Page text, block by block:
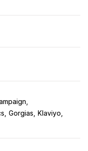
Gorgias
Klaviyo